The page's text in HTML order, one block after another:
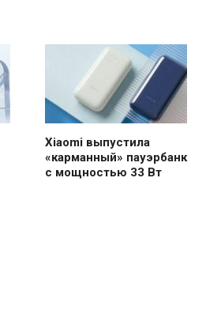
Xiaomi выпустила
«карманный» пауэрбанк
с мощностью 33 Вт